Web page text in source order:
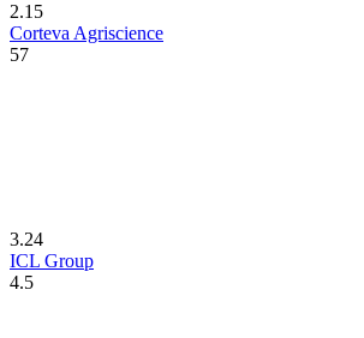
2.15
Corteva Agriscience
57
3.24
ICL Group
4.5